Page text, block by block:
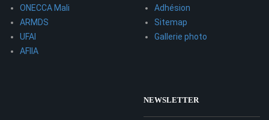
ONECCA Mali
ARMDS
UFAI
AFIIA
Adhésion
Sitemap
Gallerie photo
NEWSLETTER